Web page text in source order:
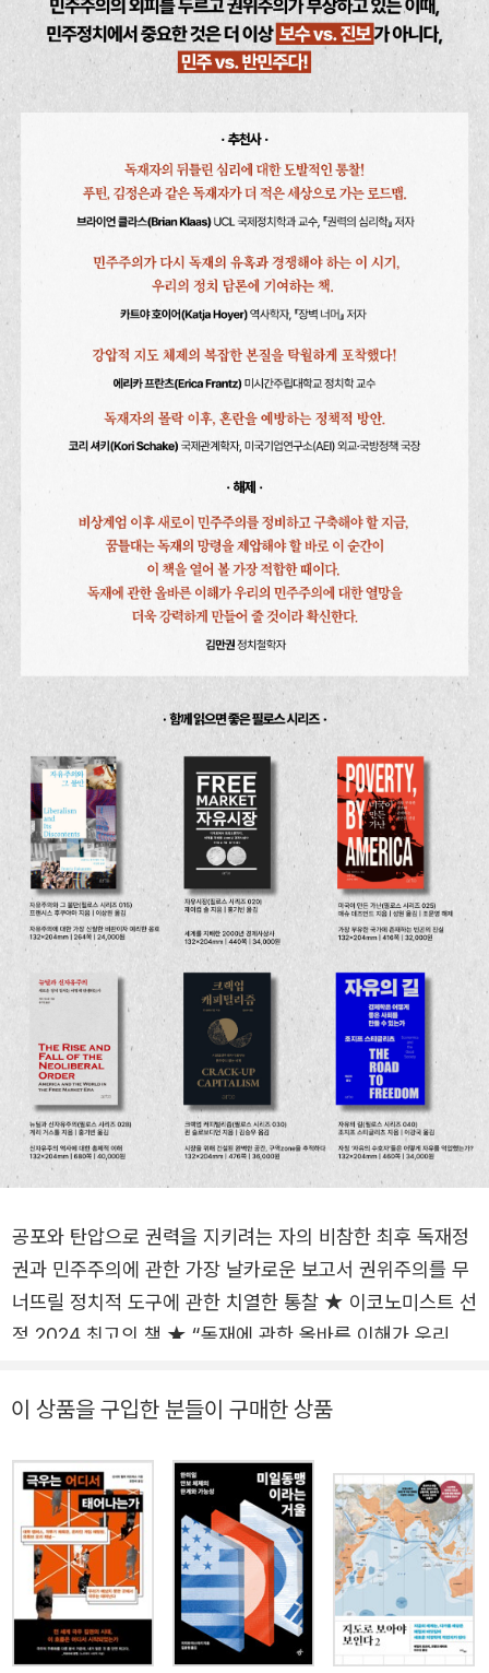
공포와 탄압으로 권력을 지키려는 자의 비참한 최후 독재정
권과 민주주의에 관한 가장 날카로운 보고서 권위주의를 무
너뜨릴 정치적 도구에 관한 치열한 통찰 ★ 이코노미스트 선
정 2024 최고의 책 ★ “독재에 관한 올바른 이해가 우리의
신한다.” ― 김만권(정치철학자), 해제 2025년 3월, 스웨덴
24년에 이어 2년 연속으로 한국을 ‘독재화 진행 국가(Auto
cratization Country)’로 평가했다. 특히 한국은 올해 들어
‘자유민주주의’ 지위가 박탈되며, ‘선거민주주의’ 나라로 분
류되었다. 연구소가 정의한 자유민주주의 국가는 “시민적 자
유 보호, 법 앞의 평등, 행정부에 대한 사법·입법적 통제”가
보장되는 국가이다. 냉전 이후 “2012년까지 폐쇄적 독재체
제를 유지하는 국가는 12퍼센트 미만”(37쪽)으로 자유민주
이 상품을 구입한 분들이 구매한 상품